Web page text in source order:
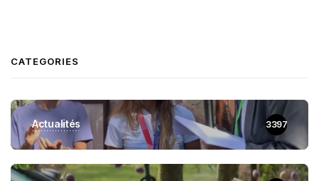
CATEGORIES
Actualités 3397